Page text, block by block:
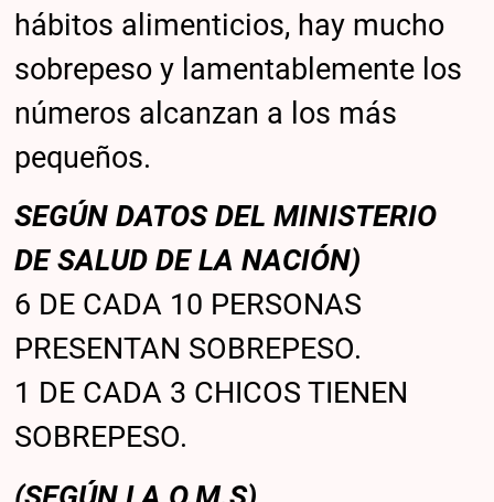
hábitos alimenticios, hay mucho
sobrepeso y lamentablemente los
números alcanzan a los más
pequeños.
SEGÚN DATOS DEL MINISTERIO
DE SALUD DE LA NACIÓN)
6 DE CADA 10 PERSONAS
PRESENTAN SOBREPESO.
1 DE CADA 3 CHICOS TIENEN
SOBREPESO.